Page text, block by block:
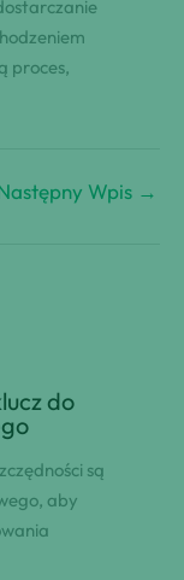
proces,
Wpis →
do
są
aby